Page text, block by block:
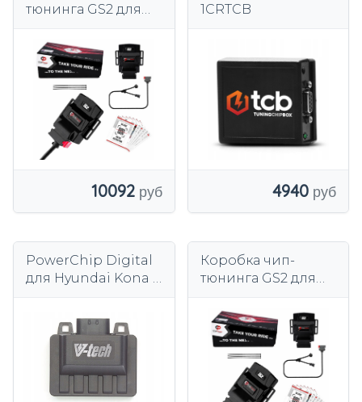
тюнинга GS2 для
1.0 T-GDI 2014-2020
гг.
10092
1CRTCB
4940
PowerChip Digital
для Hyundai Kona I
Коробка чип-
тюнинга GS2 для
(GK) 2.0 2001-2009
гг.